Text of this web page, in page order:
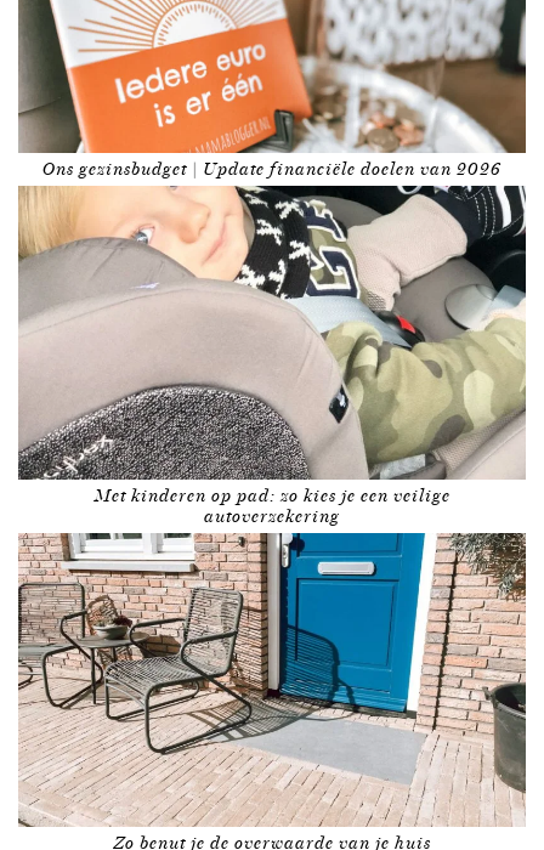
Ons gezinsbudget | Update financiële doelen van 2026
Met kinderen op pad: zo kies je een veilige
autoverzekering
Zo benut je de overwaarde van je huis